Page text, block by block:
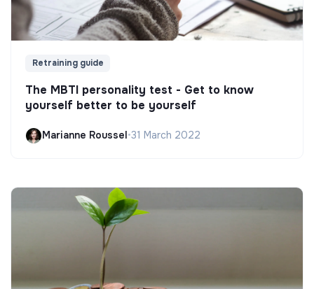
Retraining guide
The MBTI personality test - Get to know
yourself better to be yourself
Marianne Roussel•31 March 2022